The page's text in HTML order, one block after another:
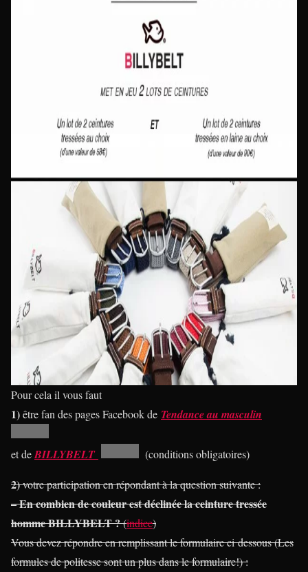
Pour cela il vous faut
1)être fan des pages Facebook de Tendance au masculin
et deBILLYBELT (conditions obligatoires)
2)votre participation en répondant à la question suivante :
– En combien de couleur est déclinée la ceinture tressée
homme BILLYBELT ?(indice)
Vous devez répondre en remplissant le formulaire ci dessous (Les
formules de politesse sont un plus dans le formulaire!) :